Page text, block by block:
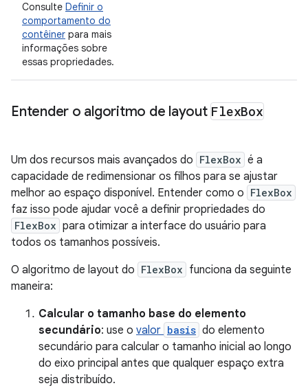
Consulte Definir o
comportamento do
contêiner para mais
informações sobre
essas propriedades.
Entender o algoritmo de layout FlexBox
Um dos recursos mais avançados do FlexBox é a
capacidade de redimensionar os filhos para se ajustar
melhor ao espaço disponível. Entender como o FlexBox
faz isso pode ajudar você a definir propriedades do
FlexBox para otimizar a interface do usuário para
todos os tamanhos possíveis.
O algoritmo de layout do FlexBox funciona da seguinte
maneira:
Calcular o tamanho base do elemento
secundário: use o valor basis do elemento
secundário para calcular o tamanho inicial ao longo
do eixo principal antes que qualquer espaço extra
seja distribuído.